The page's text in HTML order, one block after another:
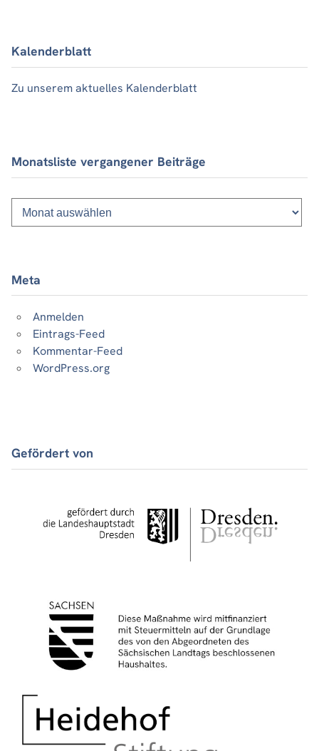
Kalenderblatt
Zu unserem aktuelles Kalenderblatt
Monatsliste vergangener Beiträge
Monatsliste
vergangener
Beiträge
Meta
Anmelden
Eintrags-Feed
Kommentar-Feed
WordPress.org
Gefördert von